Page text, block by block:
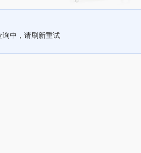
询中，请刷新重试